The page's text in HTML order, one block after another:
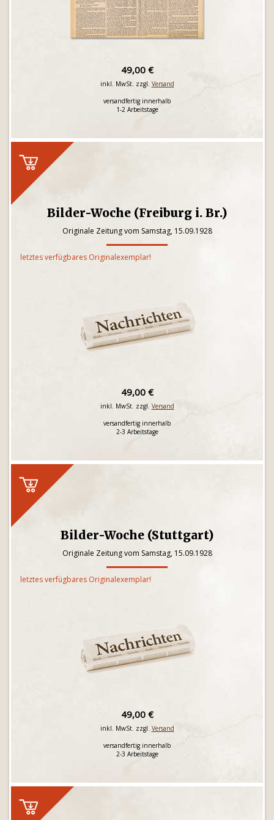
49,00 €
inkl. MwSt. zzgl. Versand
versandfertig innerhalb
1-2 Arbeitstage
Bilder-Woche (Freiburg i. Br.)
Originale Zeitung vom Samstag, 15.09.1928
letztes verfügbares Originalexemplar!
49,00 €
inkl. MwSt. zzgl. Versand
versandfertig innerhalb
2-3 Arbeitstage
Bilder-Woche (Stuttgart)
Originale Zeitung vom Samstag, 15.09.1928
letztes verfügbares Originalexemplar!
49,00 €
inkl. MwSt. zzgl. Versand
versandfertig innerhalb
2-3 Arbeitstage